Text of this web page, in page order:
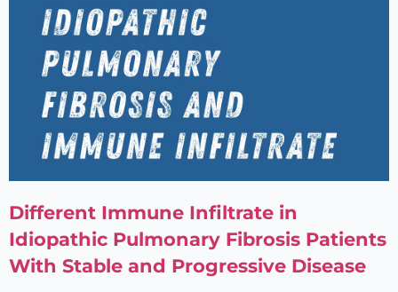
Different Immune Infiltrate in
Idiopathic Pulmonary Fibrosis Patients
With Stable and Progressive Disease